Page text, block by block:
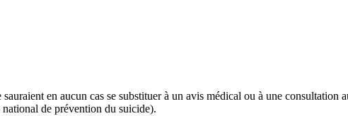
en aucun cas se substituer à un avis médical ou à une consultation
de prévention du suicide).